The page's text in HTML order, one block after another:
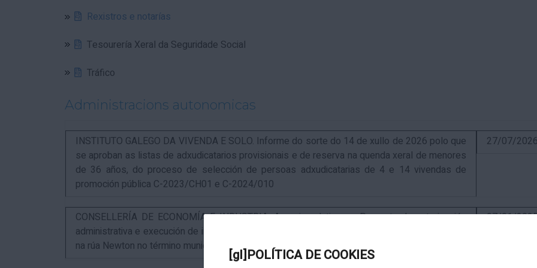
[gl]POLÍTICA DE COOKIES
Rexistros e notarías
Tesourería Xeral da Seguridade Social
Tráfico
Administracions autonomicas
INSTITUTO GALEGO DA VIVENDA E SOLO. Informe do sorte do 14 de xullo de 2026 polo que
se aproban as listas de adxudicatarios provisionais e de reserva na quenda xeral de menores
de 36 años, do proceso de selección de persoas adxudicatarias de 4 e 14 vivendas de
promoción pública C-2023/CH01 e C-2024/010
27/07/
CONSELLERÍA DE ECONOMÍA E INDUSTRIA. Anuncio relativo ao Proxecto de autorización
administrativa e execución de instalacións para a instalación de nova ERM 16/4 Q.9000-D sita
na rúa Newton no término municipal da Coruña, exp. IN627A 2024/4-1
07/01/